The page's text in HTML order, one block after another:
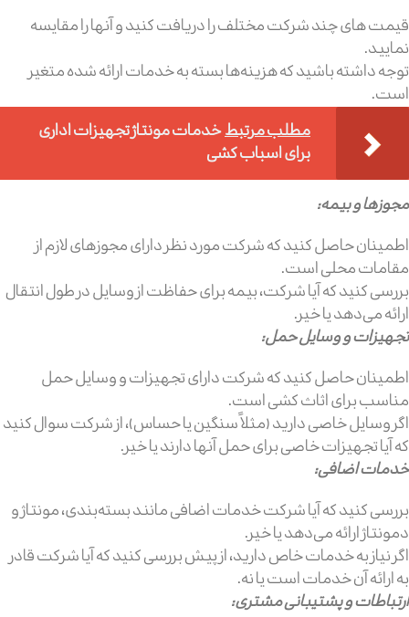
قیمت‌ های چند شرکت مختلف را دریافت کنید و آنها را مقایسه
نمایید.
توجه داشته باشید که هزینه‌ها بسته به خدمات ارائه شده متغیر
است.
مطلب مرتبطخدمات مونتاژ تجهیزات اداری
برای اسباب کشی
مجوزها و بیمه:
اطمینان حاصل کنید که شرکت مورد نظر دارای مجوزهای لازم از
مقامات محلی است.
بررسی کنید که آیا شرکت، بیمه برای حفاظت از وسایل در طول انتقال
ارائه می‌دهد یا خیر.
تجهیزات و وسایل حمل:
اطمینان حاصل کنید که شرکت دارای تجهیزات و وسایل حمل
مناسب برای اثاث کشی است.
اگر وسایل خاصی دارید (مثلاً سنگین یا حساس)، از شرکت سوال کنید
که آیا تجهیزات خاصی برای حمل آنها دارند یا خیر.
خدمات اضافی:
بررسی کنید که آیا شرکت خدمات اضافی مانند بسته‌بندی، مونتاژ و
دمونتاژ ارائه می‌دهد یا خیر.
اگر نیاز به خدمات خاص دارید، از پیش بررسی کنید که آیا شرکت قادر
به ارائه آن خدمات است یا نه.
ارتباطات و پشتیبانی مشتری: